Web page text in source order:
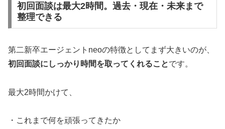
初回面談は最大2時間。過去・現在・未来まで
整理できる
第二新卒エージェントneoの特徴としてまず大きいのが、
初回面談にしっかり時間を取ってくれることです。
最大2時間かけて、
・これまで何を頑張ってきたか